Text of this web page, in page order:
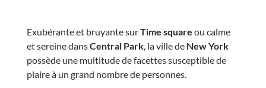
Exubérante et bruyante surTime square ou calme
et sereine dansCentral Park, la ville de New York
possède une multitude de facettes susceptible de
plaire à un grand nombre de personnes.